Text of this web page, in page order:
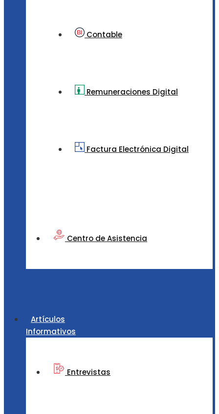
Contable
Remuneraciones Digital
Factura Electrónica Digital
Centro de Asistencia
Artículos
Informativos
Entrevistas